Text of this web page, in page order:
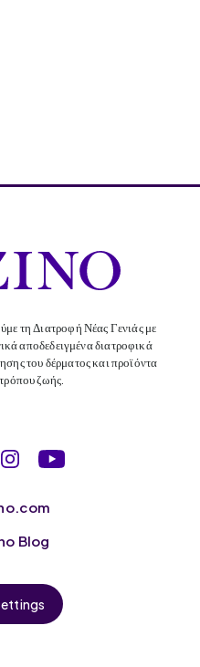
τη Διατροφή Νέας Γενιάς με
αποδεδειγμένα διατροφικά
του δέρματος και προϊόντα
ζωής.
Blog